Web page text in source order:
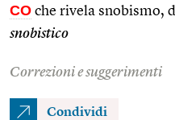
CO che rivela snobismo,
snobistico
Correzioni e suggerimenti
Condividi